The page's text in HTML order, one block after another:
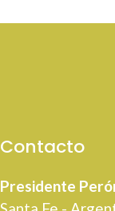
Contacto
Presidente